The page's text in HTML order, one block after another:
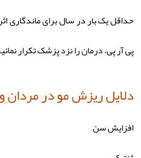
حداقل یک بار در سال برای ماندگاری
پی آر پی، درمان را نزد پزشک تکرار
دلایل ریزش مو در مردان
افزایش سن